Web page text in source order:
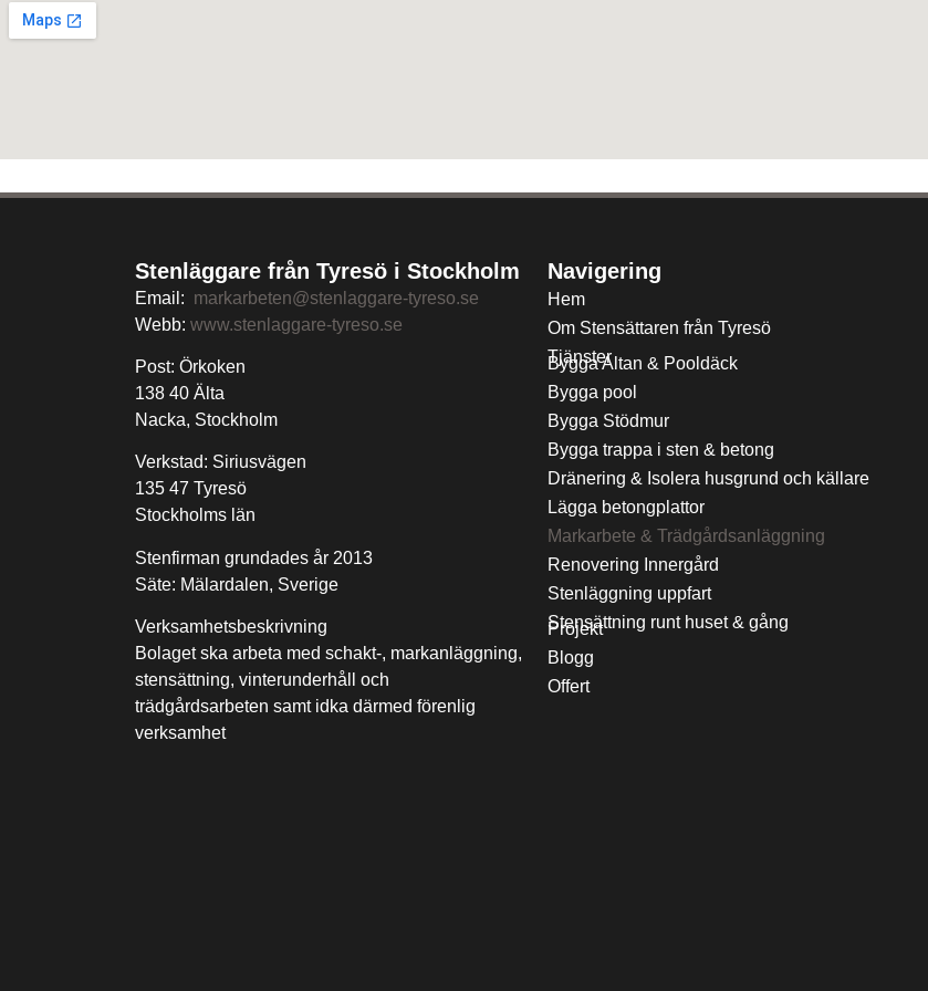
Stenläggare från Tyresö i Stockholm
Email: markarbeten@stenlaggare-tyreso.se
Webb: www.stenlaggare-tyreso.se
Post: Örkoken
138 40 Älta
Nacka, Stockholm
Verkstad: Siriusvägen
135 47 Tyresö
Stockholms län
Stenfirman grundades år 2013
Säte: Mälardalen, Sverige
Verksamhetsbeskrivning
Bolaget ska arbeta med schakt-, markanläggning,
stensättning, vinterunderhåll och
trädgårdsarbeten samt idka därmed förenlig
verksamhet
Navigering
Hem
Om Stensättaren från Tyresö
Tjänster
Bygga Altan & Pooldäck
Bygga pool
Bygga Stödmur
Bygga trappa i sten & betong
Dränering & Isolera husgrund och källare
Lägga betongplattor
Markarbete & Trädgårdsanläggning
Renovering Innergård
Stenläggning uppfart
Stensättning runt huset & gång
Projekt
Blogg
Offert